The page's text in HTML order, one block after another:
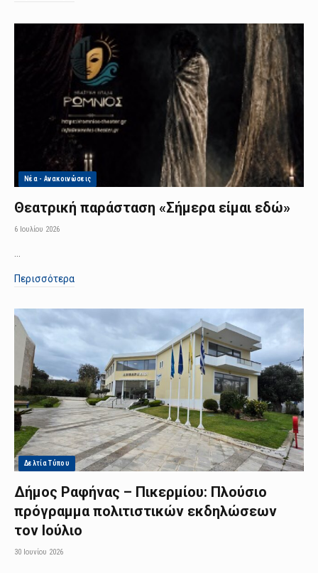
Νέα - Ανακοινώσεις
Θεατρική παράσταση «Σήμερα είμαι εδώ»
6 Ιουλίου 2026
Περισσότερα
Δελτία Τύπου
Δήμος Ραφήνας – Πικερμίου: Πλούσιο
πρόγραμμα πολιτιστικών εκδηλώσεων
τον Ιούλιο
30 Ιουνίου 2026